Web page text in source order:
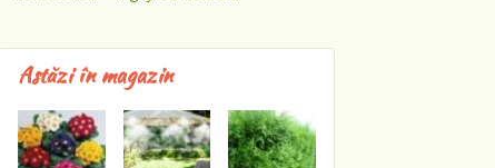
Astăzi în magazin